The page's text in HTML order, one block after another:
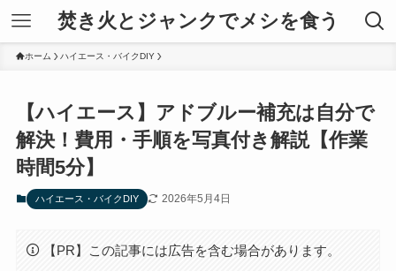
焚き火とジャンクでメシを食う
ホーム ハイエース・バイクDIY
【ハイエース】アドブルー補充は自分で
解決！費用・手順を写真付き解説【作業
時間5分】
ハイエース・バイクDIY 2026年5月4日
【PR】この記事には広告を含む場合があります。